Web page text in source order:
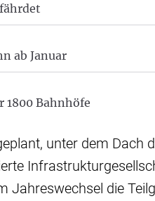
ab Januar
1800 Bahnhöfe
unter dem Dach
Jahreswechsel die